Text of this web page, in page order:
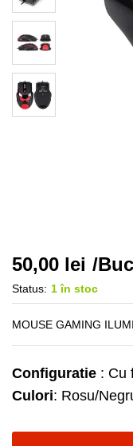
50,00 lei /Buc
Status: 1 în stoc
MOUSE GAMING
Configuratie : Cu
Culori: Rosu/